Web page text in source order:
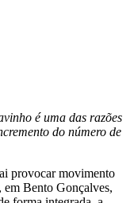
é uma das razões
do número de
provocar movimento
em Bento Gonçalves,